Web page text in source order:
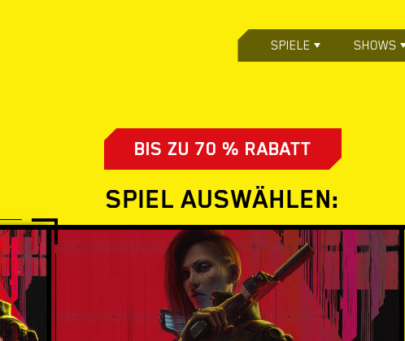
SPIELE SHOWS
BIS ZU 70 % RABATT
SPIEL AUSWÄHLEN: